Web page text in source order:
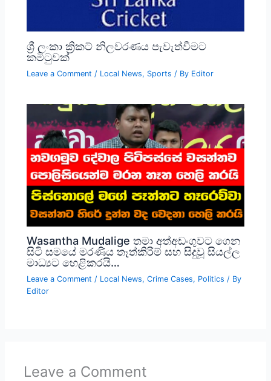
ශ්‍රී ලංකා ක්‍රිකට් නිලවරණය පැවැත්වීමට
කමිටුවක්
Leave a Comment / Local News, Sports / By Editor
Wasantha Mudalige තමා අත්අඩංගුවට ගෙන
සිටි සමයේ මරණිය තෑත්කිරිම් සහ සිදුවූ සියල්ල
මාධ්‍යට හෙළිකරයි…
Leave a Comment / Local News,Crime Cases, Politics / By
Editor
Leave a Comment